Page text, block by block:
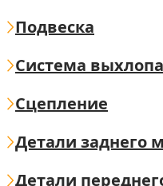
Подвеска
Система выхлопа
Сцепление
Детали заднего
Детали